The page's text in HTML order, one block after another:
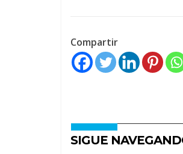
Compartir
SIGUE